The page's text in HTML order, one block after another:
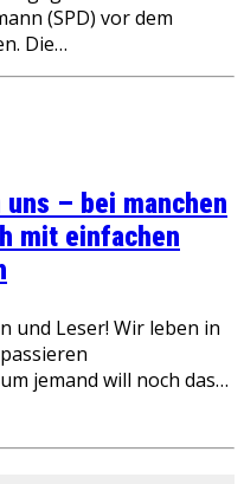
(SPD) vor dem
Die…
– bei manchen
mit einfachen
und Leser! Wir leben in
jemand will noch das…